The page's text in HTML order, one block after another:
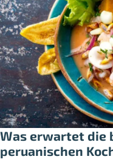
Was erwartet die
peruanischen